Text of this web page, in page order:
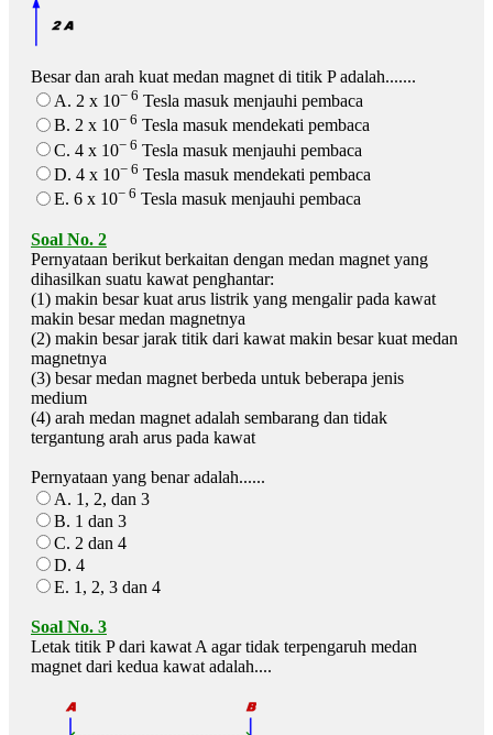
Besar dan arah kuat medan magnet di titik P adalah.......
A. 2 x 10− 6 Tesla masuk menjauhi pembaca
B. 2 x 10− 6 Tesla masuk mendekati pembaca
C. 4 x 10− 6 Tesla masuk menjauhi pembaca
D. 4 x 10− 6 Tesla masuk mendekati pembaca
E. 6 x 10− 6 Tesla masuk menjauhi pembaca
Soal No. 2
Pernyataan berikut berkaitan dengan medan magnet yang
dihasilkan suatu kawat penghantar:
(1) makin besar kuat arus listrik yang mengalir pada kawat
makin besar medan magnetnya
(2) makin besar jarak titik dari kawat makin besar kuat medan
magnetnya
(3) besar medan magnet berbeda untuk beberapa jenis
medium
(4) arah medan magnet adalah sembarang dan tidak
tergantung arah arus pada kawat
Pernyataan yang benar adalah......
A. 1, 2, dan 3
B. 1 dan 3
C. 2 dan 4
D. 4
E. 1, 2, 3 dan 4
Soal No. 3
Letak titik P dari kawat A agar tidak terpengaruh medan
magnet dari kedua kawat adalah....